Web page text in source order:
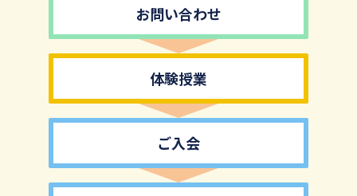
お問い合わせ
体験授業
ご入会